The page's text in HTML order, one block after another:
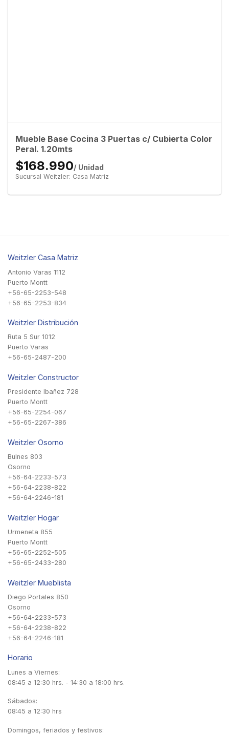
Mueble Base Cocina 3 Puertas c/ Cubierta Color
Peral. 1.20mts
$168.990/ Unidad
Sucursal Weitzler: Casa Matriz
Weitzler Casa Matriz
Antonio Varas 1112
Puerto Montt
+56-65-2253-548
+56-65-2253-834
Weitzler Distribución
Ruta 5 Sur 1012
Puerto Varas
+56-65-2487-200
Weitzler Constructor
Presidente Ibañez 728
Puerto Montt
+56-65-2254-067
+56-65-2267-386
Weitzler Osorno
Bulnes 803
Osorno
+56-64-2233-573
+56-64-2238-822
+56-64-2246-181
Weitzler Hogar
Urmeneta 855
Puerto Montt
+56-65-2252-505
+56-65-2433-280
Weitzler Mueblista
Diego Portales 850
Osorno
+56-64-2233-573
+56-64-2238-822
+56-64-2246-181
Horario
Lunes a Viernes:
08:45 a 12:30 hrs. - 14:30 a 18:00 hrs.
Sábados:
08:45 a 12:30 hrs
Domingos, feriados y festivos: